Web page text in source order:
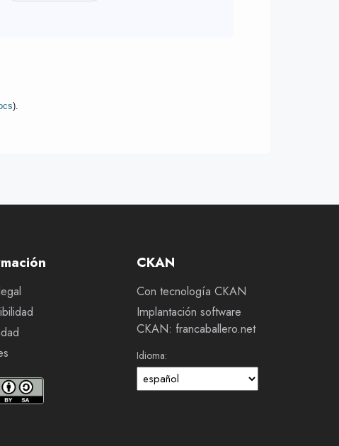
).
CKAN
Con tecnología CKAN
Implantación software
CKAN: francaballero.net
Idioma